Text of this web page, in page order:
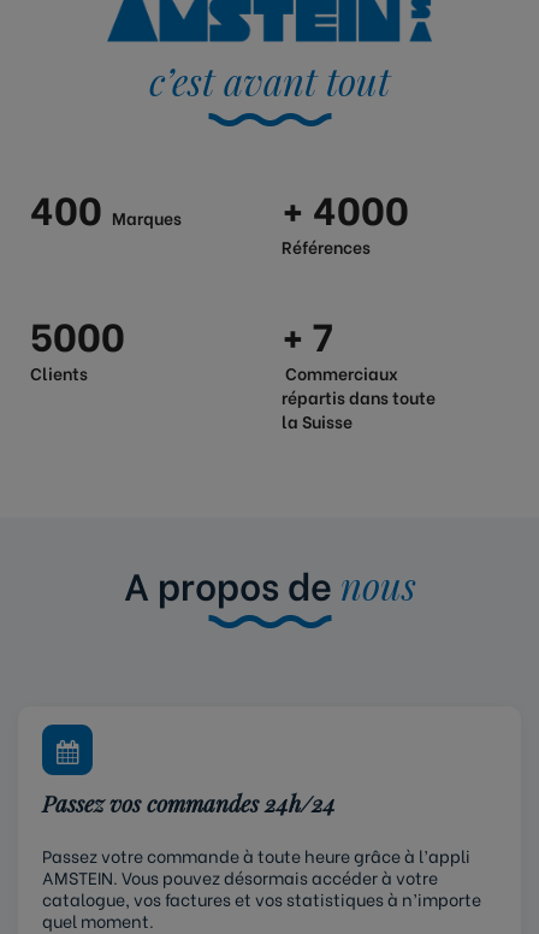
c’est avant tout
400 Marques + 4000
Références
5000
Clients
+ 7
Commerciaux
répartis dans toute
la Suisse
A propos de nous
Passez vos commandes 24h/24
Passez votre commande à toute heure grâce à l’appli
AMSTEIN. Vous pouvez désormais accéder à votre
catalogue, vos factures et vos statistiques à n’importe
quel moment.